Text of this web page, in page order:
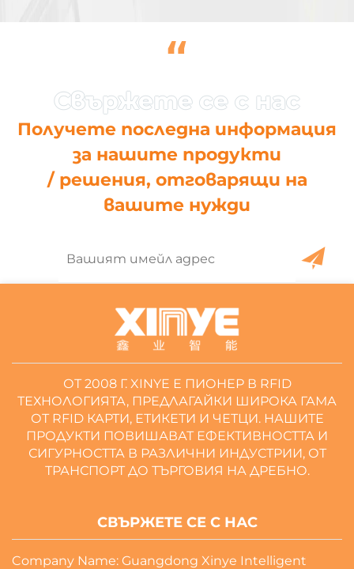
“
Получете последна информация
за нашите продукти
/ решения, отговарящи на
вашите нужди
ОТ 2008 Г. XINYE Е ПИОНЕР В RFID
ТЕХНОЛОГИЯТА, ПРЕДЛАГАЙКИ ШИРОКА ГАМА
ОТ RFID КАРТИ, ЕТИКЕТИ И ЧЕТЦИ. НАШИТЕ
ПРОДУКТИ ПОВИШАВАТ ЕФЕКТИВНОСТТА И
СИГУРНОСТТА В РАЗЛИЧНИ ИНДУСТРИИ, ОТ
ТРАНСПОРТ ДО ТЪРГОВИЯ НА ДРЕБНО.
СВЪРЖЕТЕ СЕ С НАС
Company Name: Guangdong Xinye Intelligent